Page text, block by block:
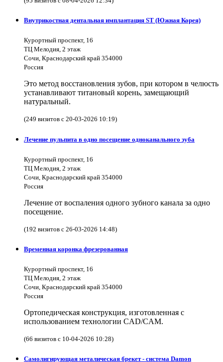
Внутрикостная дентальная имплантация ST (Южная Корея)
Курортный проспект, 16
ТЦ Мелодия, 2 этаж
Сочи, Краснодарский край 354000
Россия
Это метод восстановления зубов, при котором в челюсть
устанавливают титановый корень, замещающий
натуральный.
(249 визитов с 20-03-2026 10:19)
Лечение пульпита в одно посещение одноканального зуба
Курортный проспект, 16
ТЦ Мелодия, 2 этаж
Сочи, Краснодарский край 354000
Россия
Лечение от воспаления одного зубного канала за одно
посещение.
(192 визитов с 26-03-2026 14:48)
Временная коронка фрезерованная
Курортный проспект, 16
ТЦ Мелодия, 2 этаж
Сочи, Краснодарский край 354000
Россия
Ортопедическая конструкция, изготовленная с
использованием технологии CAD/CAM.
(66 визитов с 10-04-2026 10:28)
Самолигирующая металическая брекет - система Damon